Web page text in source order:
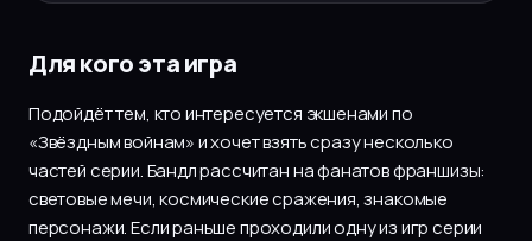
Для кого эта игра
Подойдёт тем, кто интересуется экшенами по
«Звёздным войнам» и хочет взять сразу несколько
частей серии. Бандл рассчитан на фанатов франшизы:
световые мечи, космические сражения, знакомые
персонажи. Если раньше проходили одну из игр серии